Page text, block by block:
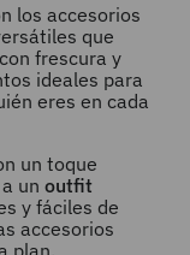
los accesorios
que
frescura y
ideales para
eres en cada
un toque
un outfit
y fáciles de
accesorios
plan.